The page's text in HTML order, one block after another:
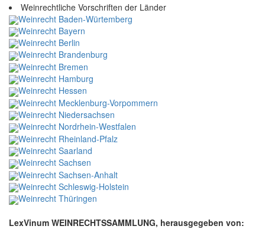
Weinrechtliche Vorschriften der Länder
Weinrecht Baden-Würtemberg
Weinrecht Bayern
Weinrecht Berlin
Weinrecht Brandenburg
Weinrecht Bremen
Weinrecht Hamburg
Weinrecht Hessen
Weinrecht Mecklenburg-Vorpommern
Weinrecht Niedersachsen
Weinrecht Nordrhein-Westfalen
Weinrecht Rheinland-Pfalz
Weinrecht Saarland
Weinrecht Sachsen
Weinrecht Sachsen-Anhalt
Weinrecht Schleswig-Holstein
Weinrecht Thüringen
LexVinum WEINRECHTSSAMMLUNG, herausgegeben von: